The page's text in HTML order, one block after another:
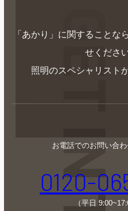
「あかり」に関することなら
せください
照明のスペシャリスト
お電話でのお問い合
0120-
（平日